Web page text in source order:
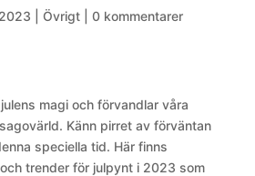
Övrigt| 0 kommentarer
magi och förvandlar våra
Känn pirret av förväntan
speciella tid. Här finns
trender för julpynt i 2023 som